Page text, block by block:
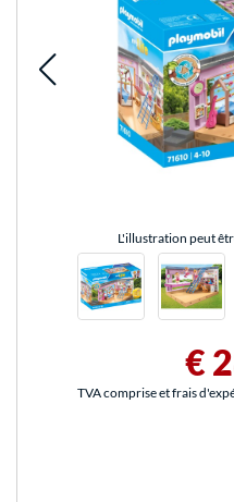
L'illustration peut
€
TVA comprise et frais